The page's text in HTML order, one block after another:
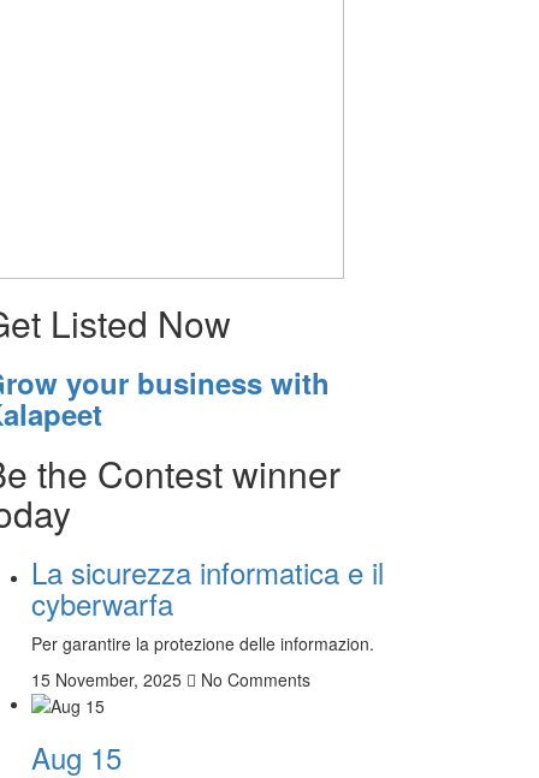
Listed Now
your business with
the Contest winner
La sicurezza informatica e il
cyberwarfa
Per garantire la protezione delle informazion.
15 November, 2025
No Comments
Aug 15